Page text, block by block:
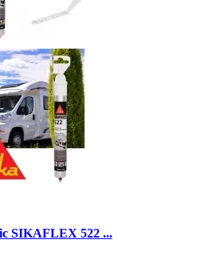
SIKAFLEX 522 ...